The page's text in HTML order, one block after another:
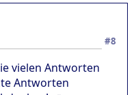
#8
vielen Antworten
Antworten